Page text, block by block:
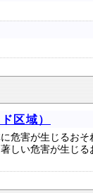
区域）
危害が生じるおそ
しい危害が生じる